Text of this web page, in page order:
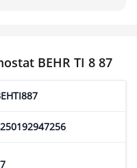
BEHR TI 8 87